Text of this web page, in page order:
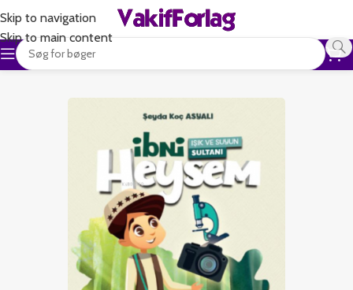
Skip to navigation
Skip to main content